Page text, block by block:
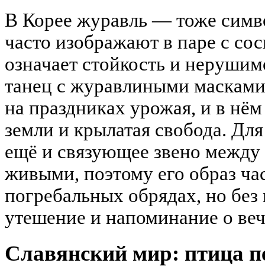
В Корее журавль — тоже
часто изображают в паре с
означает стойкость и
танец с журавлиными
на праздниках урожая, и в
земли и крылатая свобода.
ещё и связующее звено
живыми, поэтому его образ
погребальных обрядах, но без
утешение и напоминание о
Славянский мир: птица